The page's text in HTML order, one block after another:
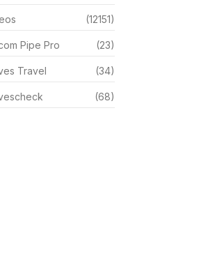
(12151)
Pipe Pro (23)
Travel (34)
(68)